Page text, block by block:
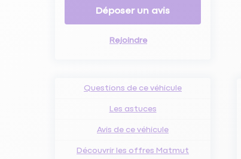
Déposer un avis
Rejoindre
Questions de ce véhicule
Les astuces
Avis de ce véhicule
Découvrir les offres Matmut